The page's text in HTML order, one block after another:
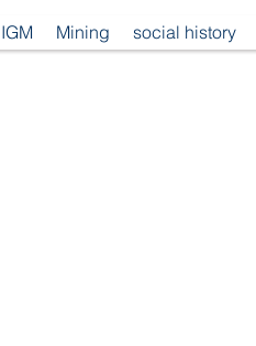
IGM Mining social history